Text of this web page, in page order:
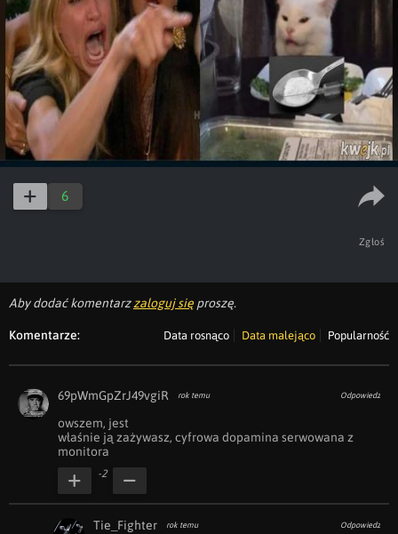
6
Zgłoś
Aby dodać komentarzzaloguj się proszę.
Komentarze: Data rosnąco Data malejąco Popularność
69pWmGpZrJ49vgiR rok temu Odpowiedz
owszem, jest
właśnie ją zażywasz, cyfrowa dopamina serwowana z
monitora
-2
Tie_Fighter rok temu Odpowiedz